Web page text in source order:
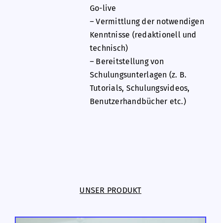
Go-live
– Vermittlung der notwendigen
Kenntnisse (redaktionell und
technisch)
– Bereitstellung von
Schulungsunterlagen (z. B.
Tutorials, Schulungsvideos,
Benutzerhandbücher etc.)
UNSER PRODUKT